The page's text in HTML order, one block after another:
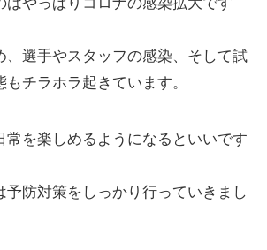
、選手やスタッフの感染、そして試
チラホラ起きています。
常を楽しめるようになるといいです
予防対策をしっかり行っていきまし